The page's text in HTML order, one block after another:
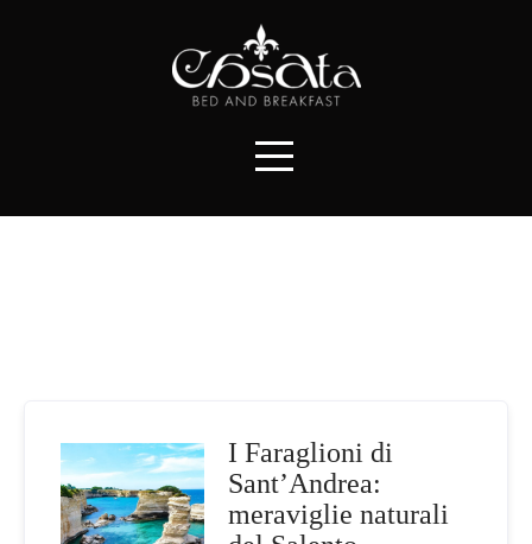
I Faraglioni di
Sant’Andrea:
meraviglie naturali